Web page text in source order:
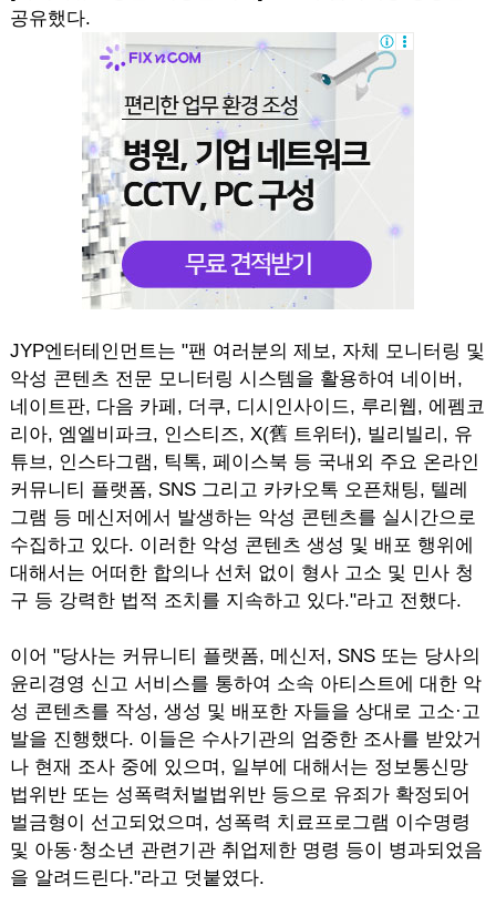
공유했다.
JYP엔터테인먼트는 "팬 여러분의 제보, 자체 모니터링 및
악성 콘텐츠 전문 모니터링 시스템을 활용하여 네이버,
네이트판, 다음 카페, 더쿠, 디시인사이드, 루리웹, 에펨코
리아, 엠엘비파크, 인스티즈, X(舊 트위터), 빌리빌리, 유
튜브, 인스타그램, 틱톡, 페이스북 등 국내외 주요 온라인
커뮤니티 플랫폼, SNS 그리고 카카오톡 오픈채팅, 텔레
그램 등 메신저에서 발생하는 악성 콘텐츠를 실시간으로
수집하고 있다. 이러한 악성 콘텐츠 생성 및 배포 행위에
대해서는 어떠한 합의나 선처 없이 형사 고소 및 민사 청
구 등 강력한 법적 조치를 지속하고 있다."라고 전했다.
이어 "당사는 커뮤니티 플랫폼, 메신저, SNS 또는 당사의
윤리경영 신고 서비스를 통하여 소속 아티스트에 대한 악
성 콘텐츠를 작성, 생성 및 배포한 자들을 상대로 고소·고
발을 진행했다. 이들은 수사기관의 엄중한 조사를 받았거
나 현재 조사 중에 있으며, 일부에 대해서는 정보통신망
법위반 또는 성폭력처벌법위반 등으로 유죄가 확정되어
벌금형이 선고되었으며, 성폭력 치료프로그램 이수명령
및 아동·청소년 관련기관 취업제한 명령 등이 병과되었음
을 알려드린다."라고 덧붙였다.